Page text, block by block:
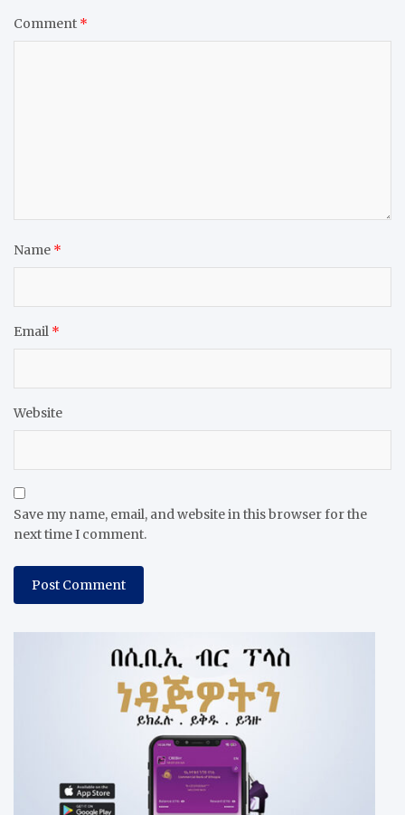
Comment *
Name *
Email *
Website
Save my name, email, and website in this browser for the
next time I comment.